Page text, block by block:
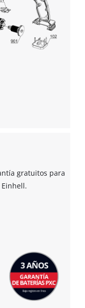
gratuitos para